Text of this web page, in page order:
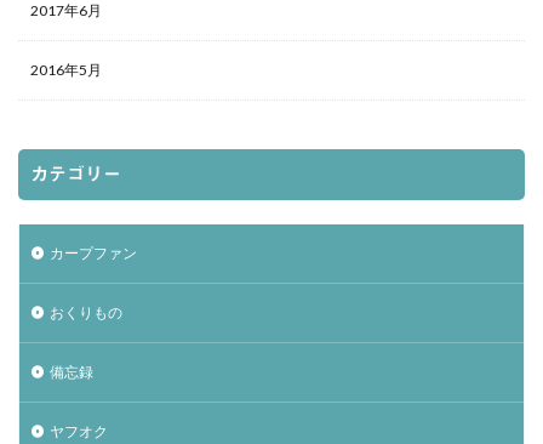
2017年6月
2016年5月
カテゴリー
カープファン
おくりもの
備忘録
ヤフオク